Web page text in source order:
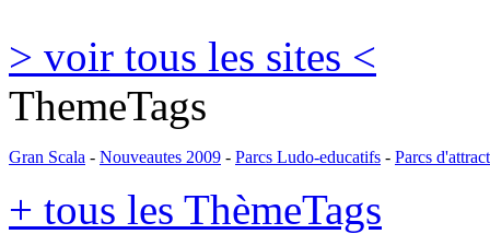
> voir tous les sites <
ThemeTags
Gran Scala - Nouveautes 2009 - Parcs Ludo-educatifs - Parcs
+ tous les ThèmeTags